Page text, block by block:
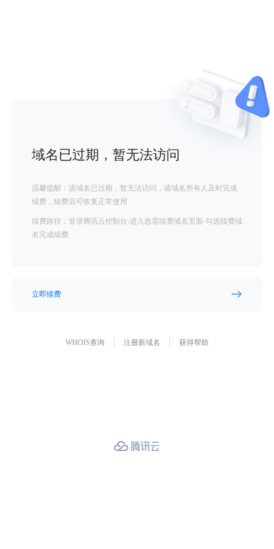
域名已过期，暂无法访问
温馨提醒：该域名已过期，暂无法访问，请域名所有人及时完成
续费，续费后可恢复正常使用
续费路径：登录腾讯云控制台-进入急需续费域名页面-勾选续费域
名完成续费
立即续费
WHOIS查询 注册新域名 获得帮助